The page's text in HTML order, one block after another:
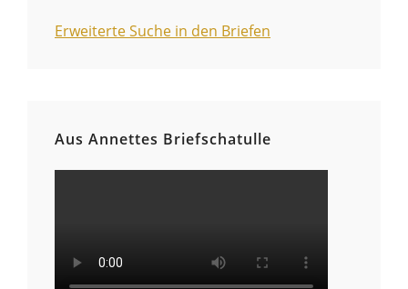
Erweiterte Suche in den Briefen
Aus Annettes Briefschatulle